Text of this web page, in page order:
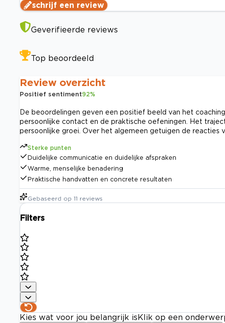
schrijf een review
Geverifieerde reviews
Top beoordeeld
Review overzicht
Positief sentiment92%
De beoordelingen geven een positief beeld van het
persoonlijke contact en de praktische oefeningen. Het
persoonlijke groei. Over het algemeen getuigen de reacties
Sterke punten
Duidelijke communicatie en duidelijke afspraken
Warme, menselijke benadering
Praktische handvatten en concrete resultaten
Gebaseerd op 11 reviews
Filters
Kies wat voor jou belangrijk is Klik op een